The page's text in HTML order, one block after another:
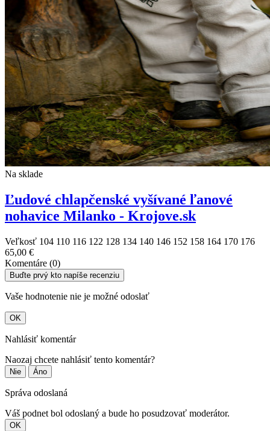
Na sklade
Ľudové chlapčenské vyšívané ľanové
nohavice Milanko - Krojove.sk
Veľkosť 104 110 116 122 128 134 140 146 152 158 164 170 176
65,00 €
Komentáre (0)
Buďte prvý kto napíše recenziu
Vaše hodnotenie nie je možné odoslať
OK
Nahlásiť komentár
Naozaj chcete nahlásiť tento komentár?
Nie Áno
Správa odoslaná
Váš podnet bol odoslaný a bude ho posudzovať moderátor.
OK